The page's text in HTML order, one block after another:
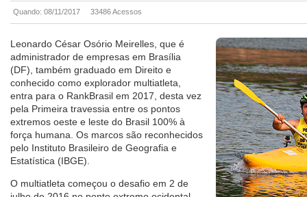
Quando: 08/11/2017 33486 Acessos
Leonardo César Osório Meirelles, que é
administrador de empresas em Brasília
(DF), também graduado em Direito e
conhecido como explorador multiatleta,
entra para o RankBrasil em 2017, desta vez
pela Primeira travessia entre os pontos
extremos oeste e leste do Brasil 100% à
força humana. Os marcos são reconhecidos
pelo Instituto Brasileiro de Geografia e
Estatística (IBGE).
O multiatleta começou o desafio em 2 de